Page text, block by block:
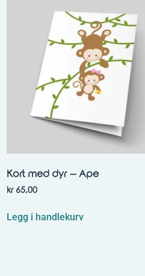
Kort med dyr – Ape
kr65,00
Legg i handlekurv